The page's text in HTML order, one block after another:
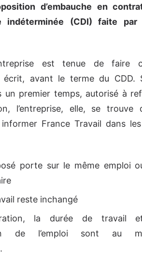
d’embauche en
indéterminée (CDI) faite par
est tenue de faire
écrit, avant le terme du CDD.
un premier temps, autorisé à
l’entreprise, elle, se trouve
informer France Travail dans
porte sur le même emploi
reste inchangé
la durée de travail
de l’emploi sont au